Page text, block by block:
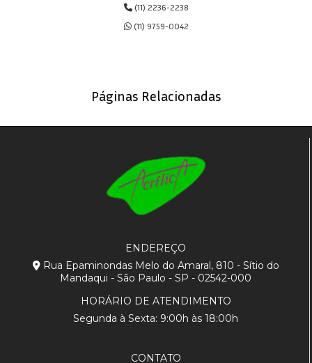
(11) 2236-2238
(11) 9759-0042
Páginas Relacionadas
ENDEREÇO
Rua Epaminondas Melo do Amaral, 810 - Sítio do
Mandaqui - São Paulo - SP - 02542-000
HORÁRIO DE ATENDIMENTO
Segunda à Sexta: 9:00h às 18:00h
CONTATO